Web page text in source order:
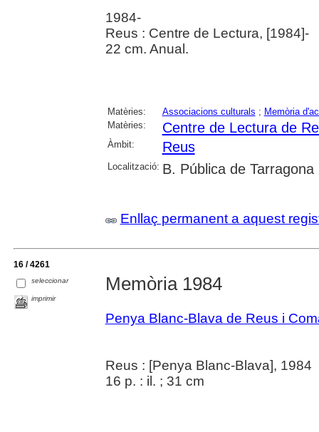
1984-
Reus : Centre de Lectura, [1984]-
22 cm. Anual.
Matèries: Associacions culturals ; Memòria
Matèries:
Centre de Lectura de
Àmbit: Reus
Localització: B. Pública de Tarragona
Enllaç permanent a aquest
16 / 4261
seleccionar
imprimir
Memòria 1984
Penya Blanc-Blava de Reus i
Reus : [Penya Blanc-Blava], 1984
16 p. : il. ; 31 cm